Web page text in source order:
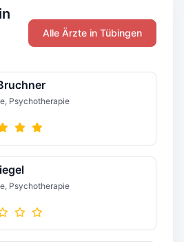
Alle Ärzte in Tübingen
Psychotherapie
Psychotherapie